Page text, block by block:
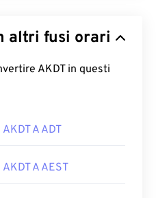
altri fusi orari
AKDT in questi
AKDT A ADT
AKDT A AEST